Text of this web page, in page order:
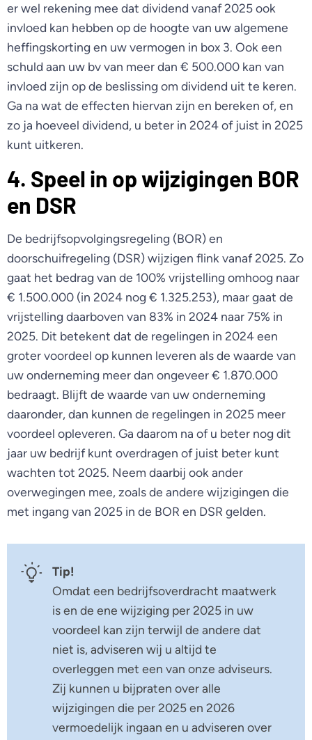
er wel rekening mee dat dividend vanaf 2025 ook
invloed kan hebben op de hoogte van uw algemene
heffingskorting en uw vermogen in box 3. Ook een
schuld aan uw bv van meer dan € 500.000 kan van
invloed zijn op de beslissing om dividend uit te keren.
Ga na wat de effecten hiervan zijn en bereken of, en
zo ja hoeveel dividend, u beter in 2024 of juist in 2025
kunt uitkeren.
4. Speel in op wijzigingen BOR
en DSR
De bedrijfsopvolgingsregeling (BOR) en
doorschuifregeling (DSR) wijzigen flink vanaf 2025. Zo
gaat het bedrag van de 100% vrijstelling omhoog naar
€ 1.500.000 (in 2024 nog € 1.325.253), maar gaat de
vrijstelling daarboven van 83% in 2024 naar 75% in
2025. Dit betekent dat de regelingen in 2024 een
groter voordeel op kunnen leveren als de waarde van
uw onderneming meer dan ongeveer € 1.870.000
bedraagt. Blijft de waarde van uw onderneming
daaronder, dan kunnen de regelingen in 2025 meer
voordeel opleveren. Ga daarom na of u beter nog dit
jaar uw bedrijf kunt overdragen of juist beter kunt
wachten tot 2025. Neem daarbij ook ander
overwegingen mee, zoals de andere wijzigingen die
met ingang van 2025 in de BOR en DSR gelden.
Tip!
Omdat een bedrijfsoverdracht maatwerk
is en de ene wijziging per 2025 in uw
voordeel kan zijn terwijl de andere dat
niet is, adviseren wij u altijd te
overleggen met een van onze adviseurs.
Zij kunnen u bijpraten over alle
wijzigingen die per 2025 en 2026
vermoedelijk ingaan en u adviseren over